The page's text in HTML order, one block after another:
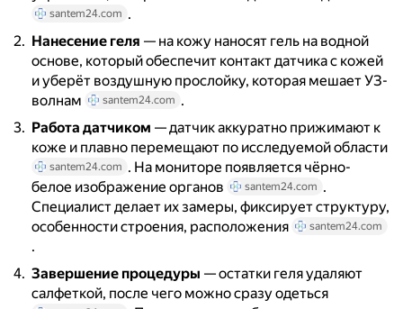
santem24.com .
Нанесение геля — на кожу наносят гель на водной
основе, который обеспечит контакт датчика с кожей
и уберёт воздушную прослойку, которая мешает УЗ-
волнам
santem24.com .
Работа датчиком — датчик аккуратно прижимают к
коже и плавно перемещают по исследуемой области
santem24.com . На мониторе появляется чёрно-
белое изображение органов
santem24.com .
Специалист делает их замеры, фиксирует структуру,
особенности строения, расположения
santem24.com
.
Завершение процедуры — остатки геля удаляют
салфеткой, после чего можно сразу одеться